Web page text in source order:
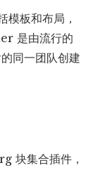
板和布局，
是由流行的
同一团队创建
块集合插件，